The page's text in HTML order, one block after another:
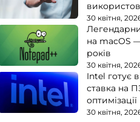
30 квітня,
на macOS
років
30 квітня,
Intel готує
ставка на
оптимізації
30 квітня,